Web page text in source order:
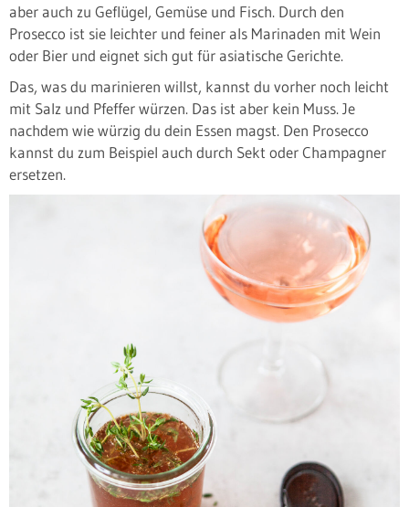
aber auch zu Geflügel, Gemüse und Fisch. Durch den
Prosecco ist sie leichter und feiner als Marinaden mit Wein
oder Bier und eignet sich gut für asiatische Gerichte.
Das, was du marinieren willst, kannst du vorher noch leicht
mit Salz und Pfeffer würzen. Das ist aber kein Muss. Je
nachdem wie würzig du dein Essen magst. Den Prosecco
kannst du zum Beispiel auch durch Sekt oder Champagner
ersetzen.